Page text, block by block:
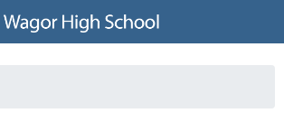
Jump to navigation